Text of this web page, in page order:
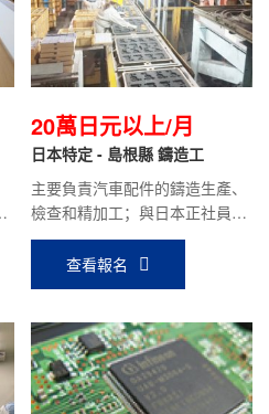
20萬日元以上/月
日本特定 - 島根縣 鑄造工
主要負責汽車配件的鑄造生產、
檢查和精加工；與日本正社員同
等待遇，目前會社前輩到手月收
入約20萬日元
查看報名